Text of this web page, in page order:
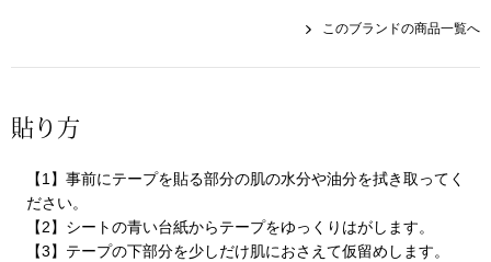
ズ
ネクタイ
マフラー／ス
このブランドの商品一覧へ
貼り方
【1】事前にテープを貼る部分の肌の水分や油分を拭き取ってく
ださい。
【2】シートの青い台紙からテープをゆっくりはがします。
【3】テープの下部分を少しだけ肌におさえて仮留めします。